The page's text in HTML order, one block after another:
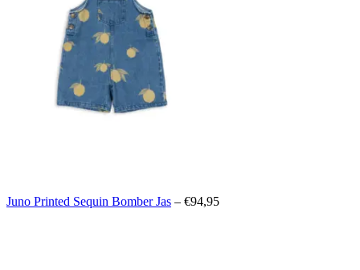
Juno Printed Sequin Bomber Jas – €94,95